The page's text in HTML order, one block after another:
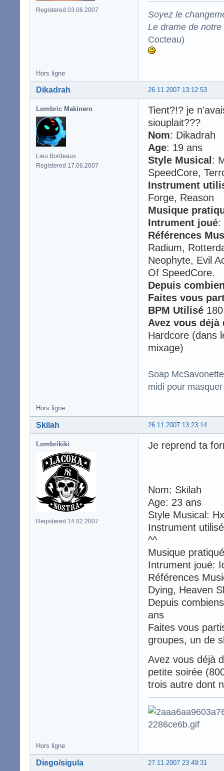
Registered 03.06.2007
Soyez le
Le drame de
Cocteau)
Hors ligne
26.11.2007 13:12:53
Dikadrah
Lombric Makinero
Lieu Bordeaux
Registered 17.06.2007
Tient?!? je
siouplait???
Nom: Dikadrah
Age: 19 ans
Style Musical :
SpeedCore,
Instrument
Forge, Reason
Musique
Intrument joué:
Références
Radium,
Neophyte, Evil
Of SpeedCore.
Depuis
Faites vous
BPM Utilisé
Avez vous déjà
Hardcore (dans
mixage)
Soap
midi pour
Hors ligne
26.11.2007 13:23:14
Skilah
Lombrikiki
Registered 14.02.2007
Je reprend ta
Nom: Skilah
Age: 23 ans
Style Musical:
Instrument
^^
Musique
Intrument joué:
Références
Dying, Heaven
Depuis
ans
Faites vous
groupes, un de
Avez vous déjà
petite soirée
trois autre dont
Hors ligne
27.11.2007 23:49:31
Diego/sigula